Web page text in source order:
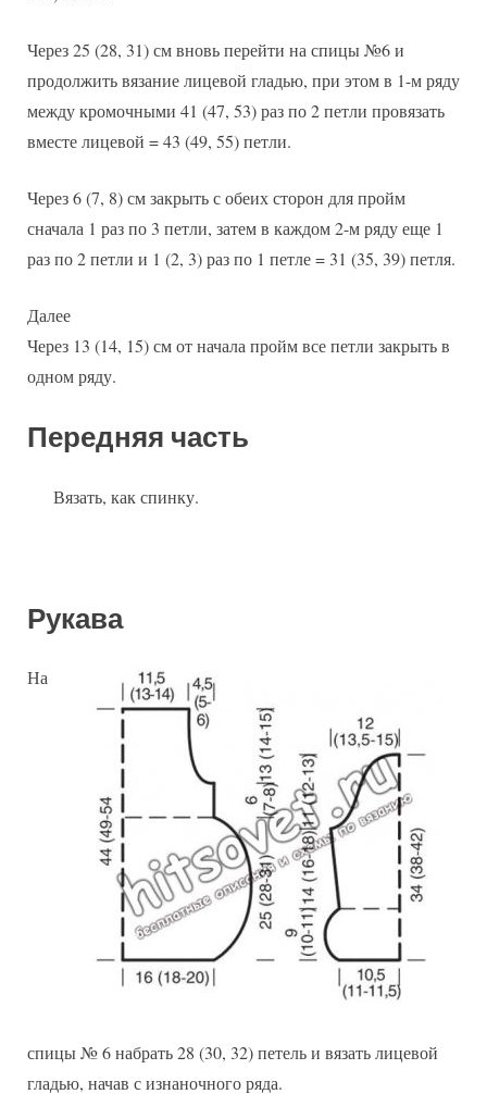
Через 25 (28, 31) см вновь перейти на спицы №6 и
продолжить вязание лицевой гладью, при этом в 1-м ряду
между кромочными 41 (47, 53) раз по 2 петли провязать
вместе лицевой = 43 (49, 55) петли.
Через 6 (7, 8) см закрыть с обеих сторон для пройм
сначала 1 раз по 3 петли, затем в каждом 2-м ряду еще 1
раз по 2 петли и 1 (2, 3) раз по 1 петле = 31 (35, 39) петля.
Далее
Через 13 (14, 15) см от начала пройм все петли закрыть в
одном ряду.
Передняя часть
Вязать, как спинку.
Рукава
На
спицы № 6 набрать 28 (30, 32) петель и вязать лицевой
гладью, начав с изнаночного ряда.